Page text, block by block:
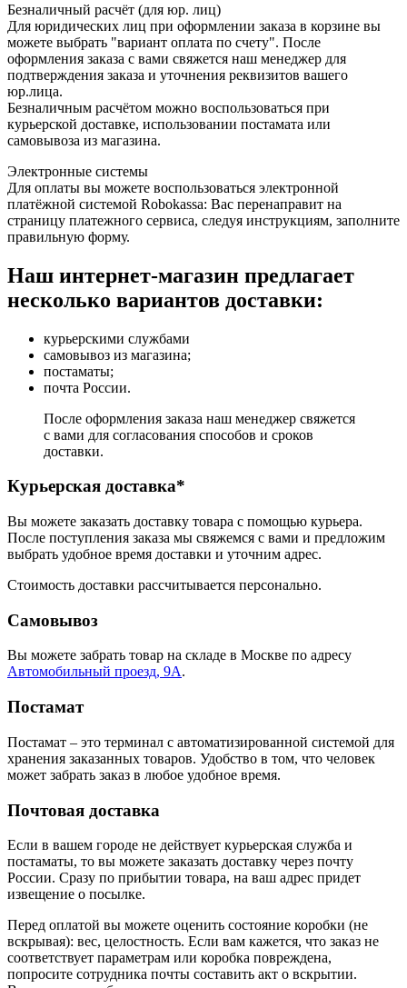
Безналичный расчёт (для юр. лиц)
Для юридических лиц при оформлении заказа в корзине вы
можете выбрать "вариант оплата по счету". После
оформления заказа с вами свяжется наш менеджер для
подтверждения заказа и уточнения реквизитов вашего
юр.лица.
Безналичным расчётом можно воспользоваться при
курьерской доставке, использовании постамата или
самовывоза из магазина.
Электронные системы
Для оплаты вы можете воспользоваться электронной
платёжной системой Robokassa: Вас перенаправит на
страницу платежного сервиса, следуя инструкциям, заполните
правильную форму.
Наш интернет-магазин предлагает
несколько вариантов доставки:
курьерскими службами
самовывоз из магазина;
постаматы;
почта России.
После оформления заказа наш менеджер свяжется
с вами для согласования способов и сроков
доставки.
Курьерская доставка*
Вы можете заказать доставку товара с помощью курьера.
После поступления заказа мы свяжемся с вами и предложим
выбрать удобное время доставки и уточним адрес.
Стоимость доставки рассчитывается персонально.
Самовывоз
Вы можете забрать товар на складе в Москве по адресу
Автомобильный проезд, 9А.
Постамат
Постамат – это терминал с автоматизированной системой для
хранения заказанных товаров. Удобство в том, что человек
может забрать заказ в любое удобное время.
Почтовая доставка
Если в вашем городе не действует курьерская служба и
постаматы, то вы можете заказать доставку через почту
России. Сразу по прибытии товара, на ваш адрес придет
извещение о посылке.
Перед оплатой вы можете оценить состояние коробки (не
вскрывая): вес, целостность. Если вам кажется, что заказ не
соответствует параметрам или коробка повреждена,
попросите сотрудника почты составить акт о вскрытии.